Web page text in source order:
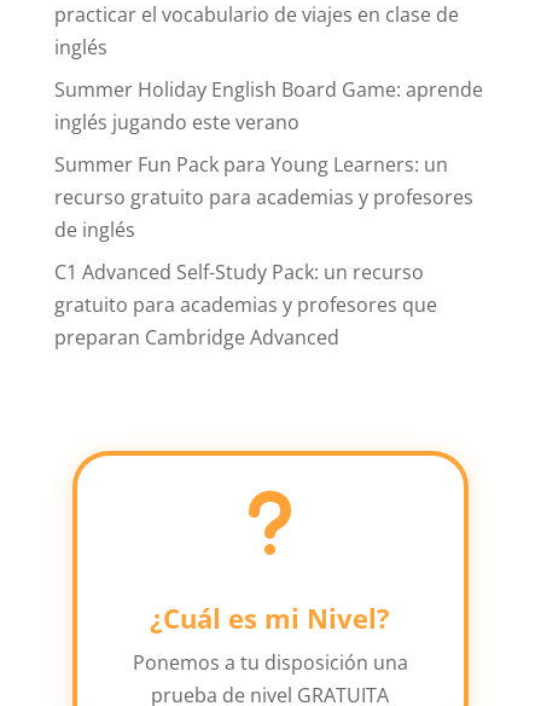
practicar el vocabulario de viajes en clase de
inglés
Summer Holiday English Board Game: aprende
inglés jugando este verano
Summer Fun Pack para Young Learners: un
recurso gratuito para academias y profesores
de inglés
C1 Advanced Self-Study Pack: un recurso
gratuito para academias y profesores que
preparan Cambridge Advanced
u
¿Cuál es mi Nivel?
Ponemos a tu disposición una
prueba de nivel GRATUITA